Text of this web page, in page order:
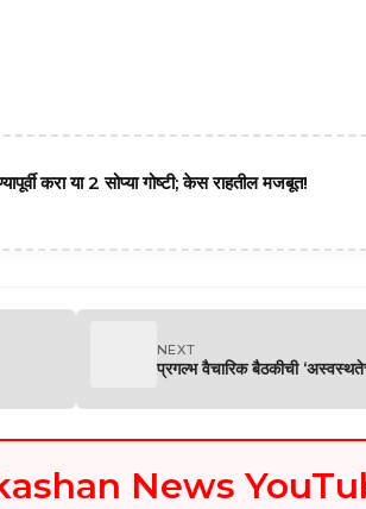
करा या 2 सोप्या गोष्टी; केस राहतील मजबूत!
NEXT
प्रगल्भ वैचारिक बैठकीची
News